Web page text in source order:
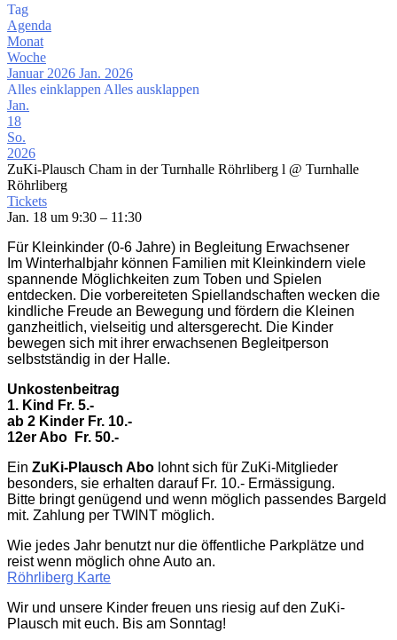
Tag
Agenda
Monat
Woche
Januar 2026 Jan. 2026
Alles einklappen Alles ausklappen
Jan.
18
So.
2026
ZuKi-Plausch Cham in der Turnhalle Röhrliberg l @ Turnhalle
Röhrliberg
Tickets
Jan. 18 um 9:30 – 11:30
Für Kleinkinder (0-6 Jahre) in Begleitung Erwachsener
Im Winterhalbjahr können Familien mit Kleinkindern viele
spannende Möglichkeiten zum Toben und Spielen
entdecken. Die vorbereiteten Spiellandschaften wecken die
kindliche Freude an Bewegung und fördern die Kleinen
ganzheitlich, vielseitig und altersgerecht. Die Kinder
bewegen sich mit ihrer erwachsenen Begleitperson
selbstständig in der Halle.
Unkostenbeitrag
1. Kind Fr. 5.-
ab 2 Kinder Fr. 10.-
12er Abo
Fr. 50.-
Ein ZuKi-Plausch Abo lohnt sich für ZuKi-Mitglieder
besonders, sie erhalten darauf Fr. 10.- Ermässigung.
Bitte bringt genügend und wenn möglich passendes Bargeld
mit. Zahlung per TWINT möglich.
Wie jedes Jahr benutzt nur die öffentliche Parkplätze und
reist wenn möglich ohne Auto an.
Röhrliberg Karte
Wir und unsere Kinder freuen uns riesig auf den ZuKi-
Plausch mit euch. Bis am Sonntag!